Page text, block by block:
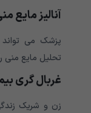
آنالیز مایع
تحلیل مایع منی
غربال گری